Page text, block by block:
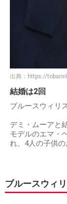
出典： https://
結婚は2回
ブルースウィリ
デミ・ムーアと
モデルのエマ・
れ、4人の子供の
ブルースウィ